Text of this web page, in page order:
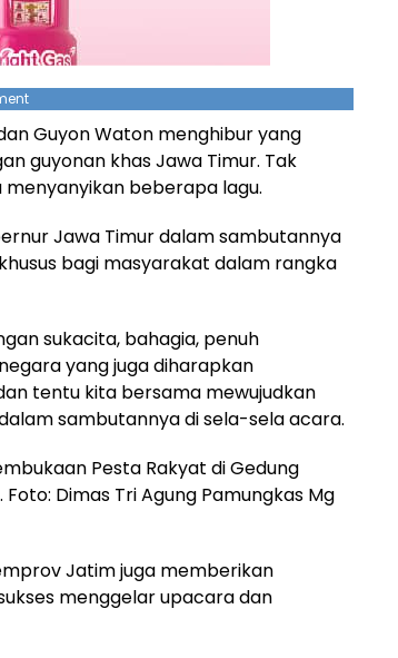
Guyon Waton menghibur yang
guyonan khas Jawa Timur. Tak
menyanyikan beberapa lagu.
Jawa Timur dalam sambutannya
bagi masyarakat dalam rangka
sukacita, bahagia, penuh
yang juga diharapkan
tentu kita bersama mewujudkan
sambutannya di sela-sela acara.
Pesta Rakyat di Gedung
Dimas Tri Agung Pamungkas Mg
Jatim juga memberikan
menggelar upacara dan